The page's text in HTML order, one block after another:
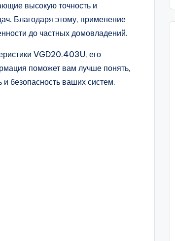
высокую точность и
Благодаря этому, применение
до частных домовладений.
VGD20.403U, его
поможет вам лучше понять,
безопасность ваших систем.